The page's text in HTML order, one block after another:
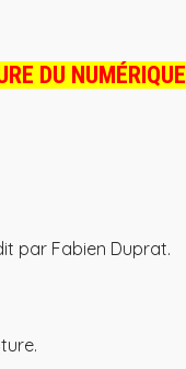
DU NUMÉRIQUE
par Fabien Duprat.